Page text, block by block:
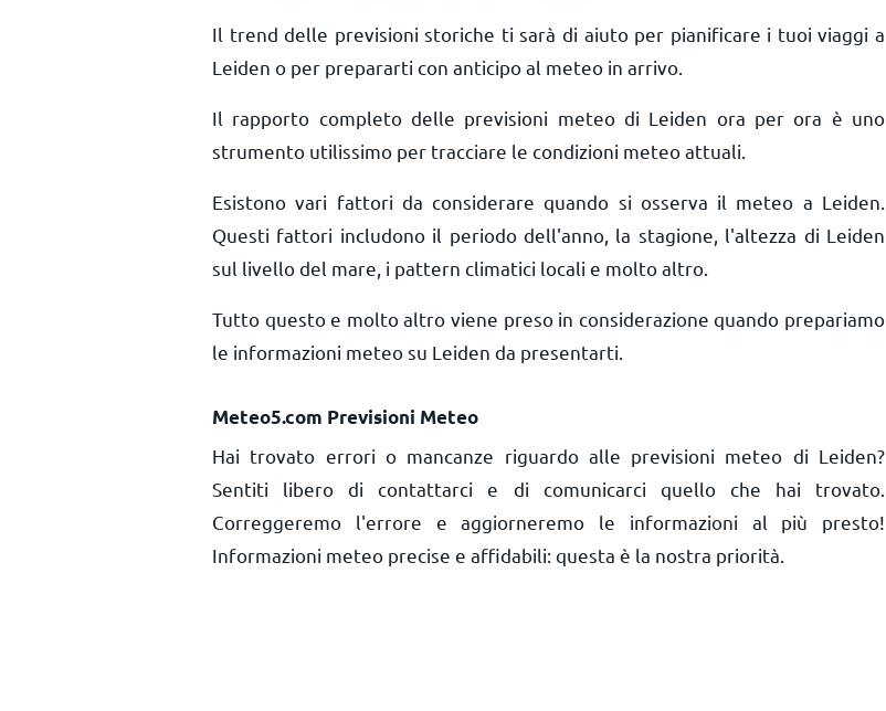
Il trend delle previsioni storiche ti sarà di aiuto per pianificare i tuoi viaggi a
Leiden o per prepararti con anticipo al meteo in arrivo.
Il rapporto completo delle previsioni meteo di Leiden ora per ora è uno
strumento utilissimo per tracciare le condizioni meteo attuali.
Esistono vari fattori da considerare quando si osserva il meteo a Leiden.
Questi fattori includono il periodo dell'anno, la stagione, l'altezza di Leiden
sul livello del mare, i pattern climatici locali e molto altro.
Tutto questo e molto altro viene preso in considerazione quando prepariamo
le informazioni meteo su Leiden da presentarti.
Meteo5.com Previsioni Meteo
Hai trovato errori o mancanze riguardo alle previsioni meteo di Leiden?
Sentiti libero di contattarci e di comunicarci quello che hai trovato.
Correggeremo l'errore e aggiorneremo le informazioni al più presto!
Informazioni meteo precise e affidabili: questa è la nostra priorità.